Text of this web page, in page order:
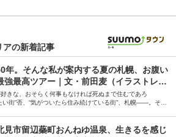
アの新着記事
年。そんな私が案内する夏の札幌、お腹い
強最高ツアー｜文・前田麦（イラストレー
きな、おそらく何事もなければ死ぬまで住むであろ
い街”否、“気がついたら住み続けている街”、札幌――。そう
た。
見市留辺蘂町おんねゆ温泉、生きるを感じ